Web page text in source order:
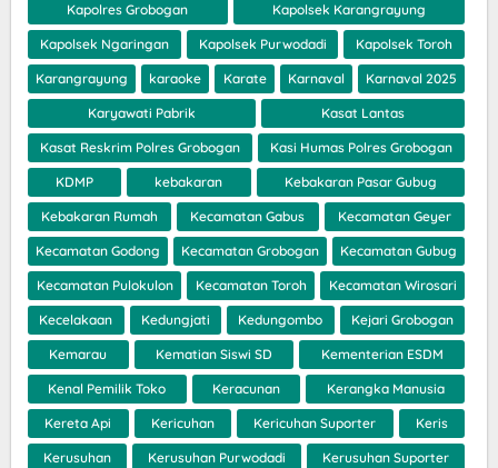
Kapolres Grobogan Kapolsek Karangrayung
Kapolsek Ngaringan Kapolsek Purwodadi Kapolsek Toroh
Karangrayung karaoke Karate Karnaval Karnaval 2025
Karyawati Pabrik Kasat Lantas
Kasat Reskrim Polres Grobogan Kasi Humas Polres Grobogan
KDMP kebakaran Kebakaran Pasar Gubug
Kebakaran Rumah Kecamatan Gabus Kecamatan Geyer
Kecamatan Godong Kecamatan Grobogan Kecamatan Gubug
Kecamatan Pulokulon Kecamatan Toroh Kecamatan Wirosari
Kecelakaan Kedungjati Kedungombo Kejari Grobogan
Kemarau Kematian Siswi SD Kementerian ESDM
Kenal Pemilik Toko Keracunan Kerangka Manusia
Kereta Api Kericuhan Kericuhan Suporter Keris
Kerusuhan Kerusuhan Purwodadi Kerusuhan Suporter